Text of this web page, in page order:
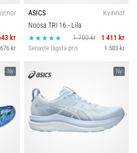
kr
kr
ASICS
Kvinnor
Noosa TRI 16 - Lila
1 700 kr
1 411 kr
Senaste lägsta pris 1 583 kr
Ny Ny